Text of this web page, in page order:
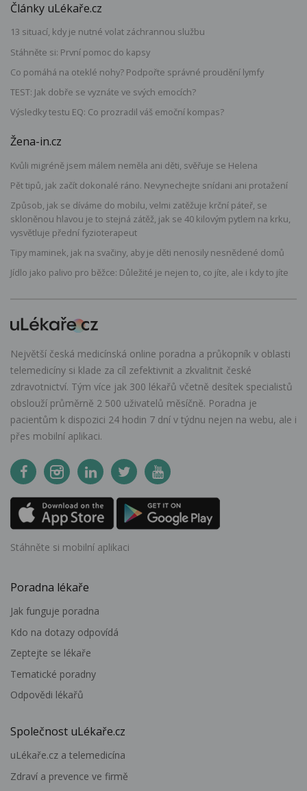
Články uLékaře.cz
13 situací, kdy je nutné volat záchrannou službu
Stáhněte si: První pomoc do kapsy
Co pomáhá na oteklé nohy? Podpořte správné proudění lymfy
TEST: Jak dobře se vyznáte ve svých emocích?
Výsledky testu EQ: Co prozradil váš emoční kompas?
Žena-in.cz
Kvůli migréně jsem málem neměla ani děti, svěřuje se Helena
Pět tipů, jak začít dokonalé ráno. Nevynechejte snídani ani protažení
Způsob, jak se díváme do mobilu, velmi zatěžuje krční páteř, se
skloněnou hlavou je to stejná zátěž, jak se 40 kilovým pytlem na krku,
vysvětluje přední fyzioterapeut
Tipy maminek, jak na svačiny, aby je děti nenosily nesnědené domů
Jídlo jako palivo pro běžce: Důležité je nejen to, co jíte, ale i kdy to jíte
Největší česká medicínská online poradna a průkopník v oblasti
telemedicíny si klade za cíl zefektivnit a zkvalitnit české
zdravotnictví. Tým více jak 300 lékařů včetně desítek specialistů
obslouží průměrně 2 500 uživatelů měsíčně. Poradna je
pacientům k dispozici 24 hodin 7 dní v týdnu nejen na webu, ale i
přes mobilní aplikaci.
Stáhněte si mobilní aplikaci
Poradna lékaře
Jak funguje poradna
Kdo na dotazy odpovídá
Zeptejte se lékaře
Tematické poradny
Odpovědi lékařů
Společnost uLékaře.cz
uLékaře.cz a telemedicína
Zdraví a prevence ve firmě